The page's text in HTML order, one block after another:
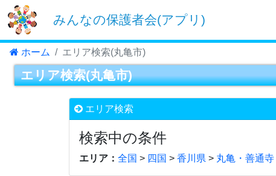
みんなの保護者会(アプリ)
ホーム エリア検索(丸亀市)
エリア検索(丸亀市)
エリア検索
検索中の条件
エリア： 全国 > 四国 > 香川県 > 丸亀・善通